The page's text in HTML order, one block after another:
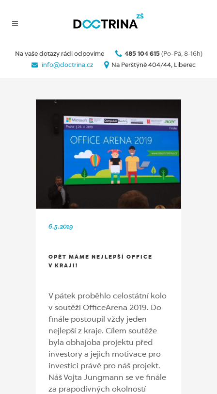
Na vaše dotazy rádi odpovíme 485 104 615 (Po-Pá, 8-16h)
info@doctrina.cz
Na Perštýně 404/44, Liberec
6.5.2019
OPĚT MÁME NEJLEPŠÍ OFFICE
V KRAJI!
V pátek proběhlo celostátní kolo
v soutěži OfficeArena 2019. Do
finále postoupil vždy jeden
nejlepší z kraje. Cílem soutěže
byla obhajoba projektu před
investory a jejich motivace pro
investici právě pro náš projekt.
Náš Vojta Jungmann se ve finále
za prapodivných okolností